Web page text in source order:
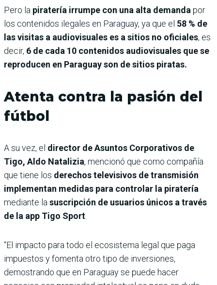
Pero la piratería irrumpe con una alta demandapor
los contenidos ilegales en Paraguay, ya que el 58 % de
las visitas a audiovisuales es a sitios no oficiales, es
decir, 6 de cada 10 contenidos audiovisuales que se
reproducen en Paraguay son de sitios piratas.
Atenta contra la pasión del
fútbol
A su vez, el director de Asuntos Corporativos de
Tigo, Aldo Natalizia, mencionó que como compañía
que tiene los derechos televisivos de transmisión
implementan medidas para controlar la piratería
mediante lasuscripción de usuarios únicos a través
de la app Tigo Sport.
“El impacto para todo el ecosistema legal que paga
impuestos y fomenta otro tipo de inversiones,
demostrando que en Paraguay se puede hacer